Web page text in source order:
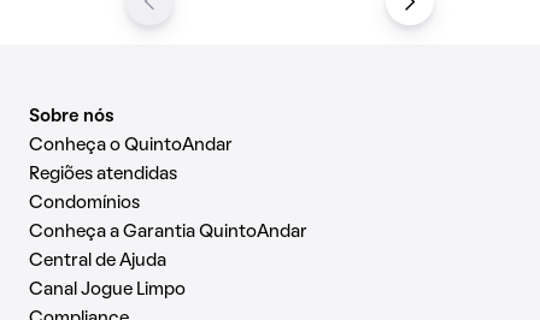
Sobre nós
Conheça o QuintoAndar
Regiões atendidas
Condomínios
Conheça a Garantia QuintoAndar
Central de Ajuda
Canal Jogue Limpo